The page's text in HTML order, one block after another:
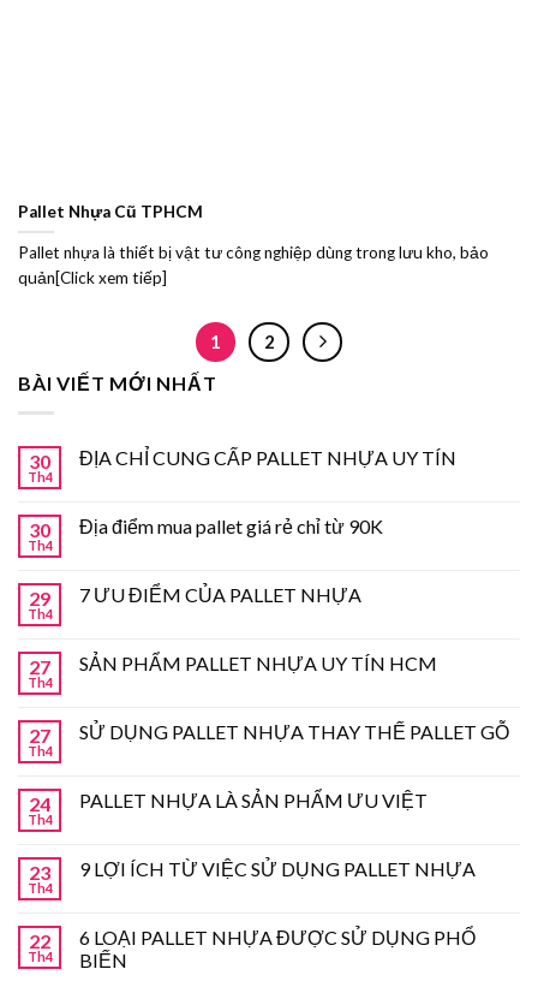
Pallet Nhựa Cũ TPHCM
Pallet nhựa là thiết bị vật tư công nghiệp dùng trong lưu kho, bảo
quản[Click xem tiếp]
1 2
BÀI VIẾT MỚI NHẤT
30
Th4
ĐỊA CHỈ CUNG CẤP PALLET NHỰA UY TÍN
30
Th4
Địa điểm mua pallet giá rẻ chỉ từ 90K
29
Th4
7 ƯU ĐIỂM CỦA PALLET NHỰA
27
Th4
SẢN PHẨM PALLET NHỰA UY TÍN HCM
27
Th4
SỬ DỤNG PALLET NHỰA THAY THẾ PALLET GỖ
24
Th4
PALLET NHỰA LÀ SẢN PHẨM ƯU VIỆT
23
Th4
9 LỢI ÍCH TỪ VIỆC SỬ DỤNG PALLET NHỰA
22
Th4
6 LOẠI PALLET NHỰA ĐƯỢC SỬ DỤNG PHỔ
BIẾN